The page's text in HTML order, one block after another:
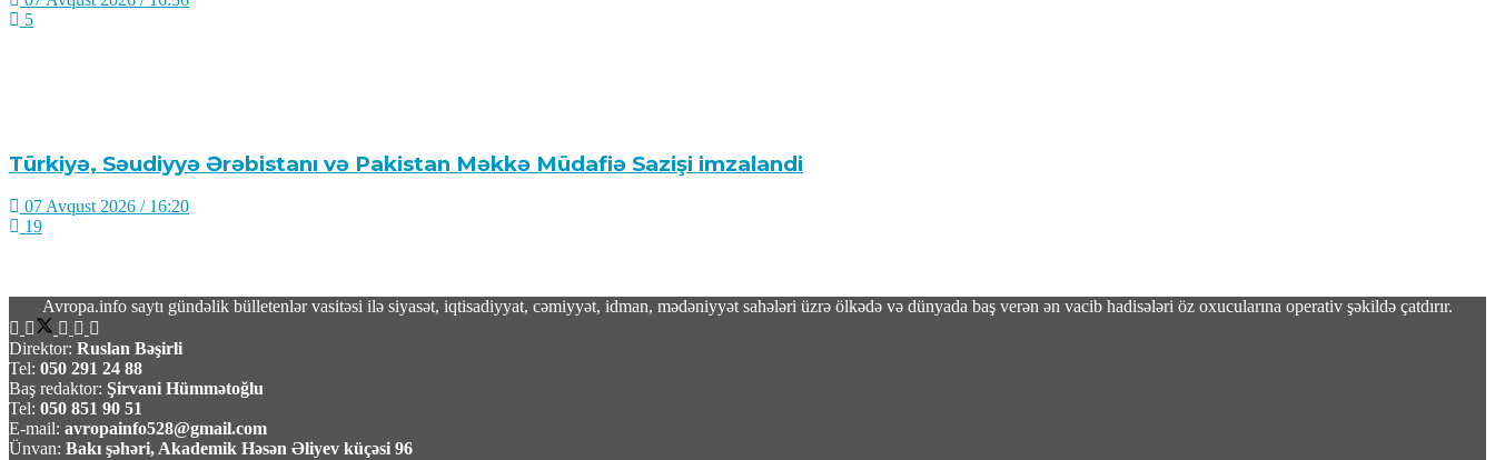
5
Türkiyə, Səudiyyə Ərəbistanı və Pakistan Məkkə Müdafiə Sazişi imzalandi
07 Avqust 2026 / 16:20
19
Rusiyada Azərbaycan əsilli idmançıya hökm oxundu
07 Avqust 2026 / 15:28
16
Avropa.info saytı gündəlik bülletenlər vasitəsi ilə siyasət, iqtisadiyyat, cəmiyyət, idman, mədəniyyət sahələri üzrə ölkədə və dünyada baş verən ən vacib hadisələri öz oxucularına operativ şəkildə çatdırır.
Direktor: Ruslan Bəşirli
Tel: 050 291 24 88
Baş redaktor: Şirvani Hümmətoğlu
Tel: 050 851 90 51
E-mail: avropainfo528@gmail.com
Ünvan: Bakı şəhəri, Akademik Həsən Əliyev küçəsi 96